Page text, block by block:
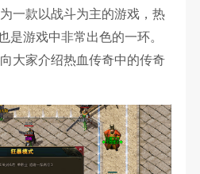
一款以战斗为主的游戏，热
是游戏中非常出色的一环。
大家介绍热血传奇中的传奇